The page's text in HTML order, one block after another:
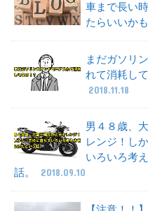
車まで長い
たらいいかも
まだガソリ
れて消耗し
2018.11.18
男４８歳、
レンジ！し
いろいろ考
話。
2018.09.10